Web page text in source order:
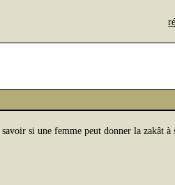
si une femme peut donner la zakât